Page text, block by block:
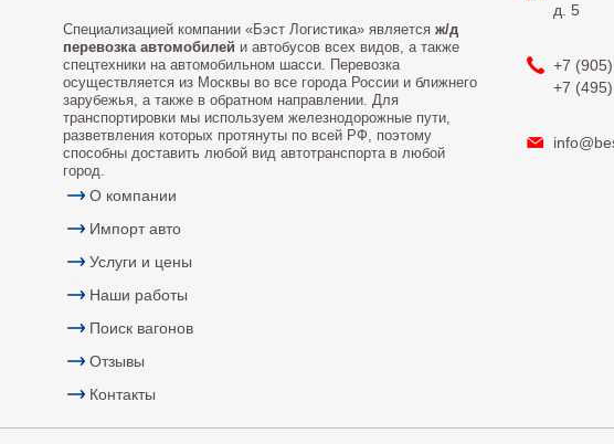
Специализацией компании «Бэст Логистика» является ж/д
перевозка автомобилей и автобусов всех видов, а также
спецтехники на автомобильном шасси. Перевозка
осуществляется из Москвы во все города России и ближнего
зарубежья, а также в обратном направлении. Для
транспортировки мы используем железнодорожные пути,
разветвления которых протянуты по всей РФ, поэтому
способны доставить любой вид автотранспорта в любой
город.
О компании
Импорт авто
Услуги и цены
Наши работы
Поиск вагонов
Отзывы
Контакты
д. 5
+7 (905)
+7 (495)